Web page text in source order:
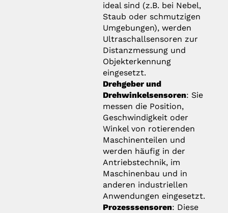
ideal sind (z.B. bei Nebel,
Staub oder schmutzigen
Umgebungen), werden
Ultraschallsensoren zur
Distanzmessung und
Objekterkennung
eingesetzt.
Drehgeber und
Drehwinkelsensoren: Sie
messen die Position,
Geschwindigkeit oder
Winkel von rotierenden
Maschinenteilen und
werden häufig in der
Antriebstechnik, im
Maschinenbau und in
anderen industriellen
Anwendungen eingesetzt.
Prozesssensoren: Diese